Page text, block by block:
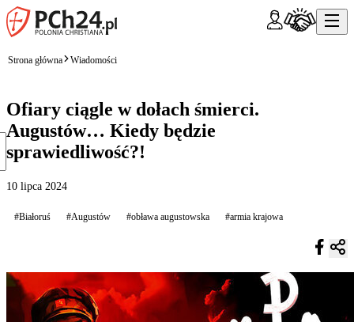
Strona główna Wiadomości
Ofiary ciągle w dołach śmierci.
Augustów… Kiedy będzie
sprawiedliwość?!
10 lipca 2024
#Białoruś #Augustów #obława augustowska #armia krajowa